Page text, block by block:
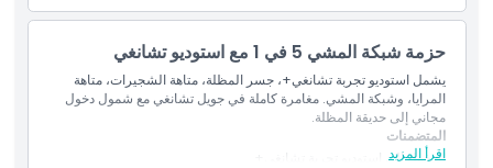
حزمة شبكة المشي 5 في 1 مع استوديو تشانغي
يشمل استوديو تجربة تشانغي+، جسر المظلة، متاهة الشجيرات، متاهة
المرايا، وشبكة المشي. مغامرة كاملة في جويل تشانغي مع شمول دخول
مجاني إلى حديقة المظلة.
اقرأ المزيد
المتضمنات
الدخول إلى استوديو تجربة تشانغي+